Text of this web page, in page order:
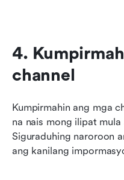
4.
channel
Kumpirmahin ang mga
na nais mong ilipat
Siguraduhing naroroon
ang kanilang